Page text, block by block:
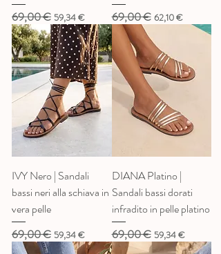
Prezzo regolare
69,00 € Prezzo scontato
59,34 € Prezzo regolare
69,00 € Prezzo scontato
62,10 €
IVY Nero | Sandali
bassi neri alla schiava in
vera pelle
Prezzo regolare
69,00 € Prezzo scontato
59,34 €
DIANA Platino |
Sandali bassi dorati
infradito in pelle platino
Prezzo regolare
69,00 € Prezzo scontato
59,34 €